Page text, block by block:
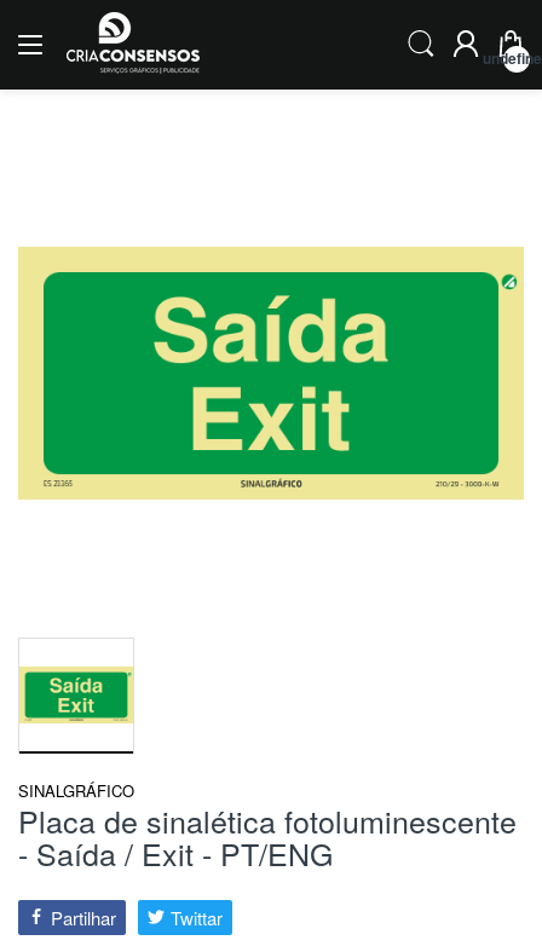
SINALGRÁFICO
Placa de sinalética fotoluminescente
- Saída / Exit - PT/ENG
Partilhar Twittar